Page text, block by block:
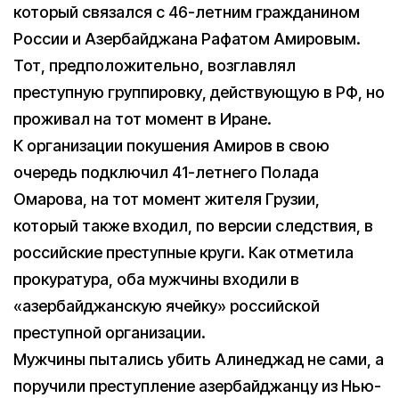
который связался с 46-летним гражданином
России и Азербайджана Рафатом Амировым.
Тот, предположительно, возглавлял
преступную группировку, действующую в РФ, но
проживал на тот момент в Иране.
К организации покушения Амиров в свою
очередь подключил 41-летнего Полада
Омарова, на тот момент жителя Грузии,
который также входил, по версии следствия, в
российские преступные круги. Как отметила
прокуратура, оба мужчины входили в
«азербайджанскую ячейку» российской
преступной организации.
Мужчины пытались убить Алинеджад не сами, а
поручили преступление азербайджанцу из Нью-